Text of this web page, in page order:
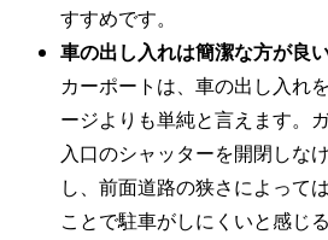
すすめです。
車の出し入れは簡潔な方が良
カーポートは、車の出し入れ
ージよりも単純と言えます。
入口のシャッターを開閉しな
し、前面道路の狭さによって
ことで駐車がしにくいと感じ